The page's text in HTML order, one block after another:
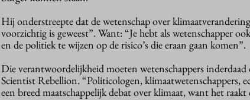
Hij onderstreepte dat de wetenschap over
voorzichtig is geweest”. Want: “Je hebt als wetenschapper
en de politiek te wijzen op de risico’s die eraan gaan komen”.
Die verantwoordelijkheid moeten wetenschappers
Scientist Rebellion. “Politicologen, klimaatwetenschappers,
een breed maatschappelijk debat over klimaat, want het raakt